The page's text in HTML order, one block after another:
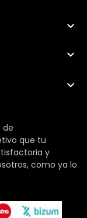



de
que tu
y
como ya lo